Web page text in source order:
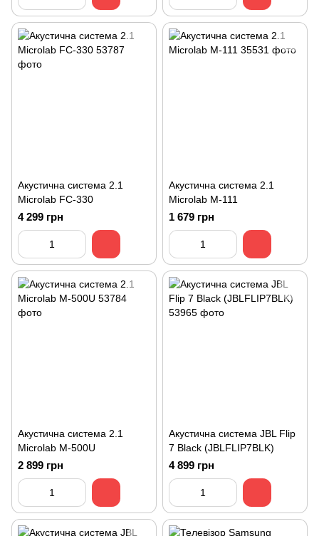
Акустична система 2.1
Microlab FC-330
4 299 грн
Акустична система 2.1
Microlab M-111
1 679 грн
Акустична система 2.1
Microlab M-500U
2 899 грн
Акустична система JBL Flip
7 Black (JBLFLIP7BLK)
4 899 грн